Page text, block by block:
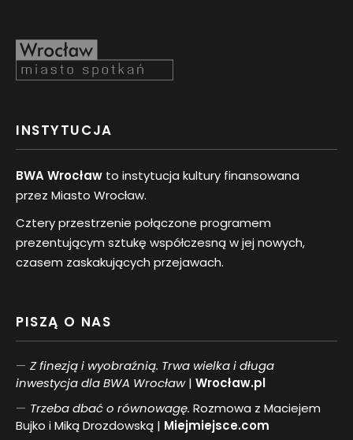
INSTYTUCJA
BWA Wrocław to instytucja kultury finansowana
przez Miasto Wrocław.
Cztery przestrzenie połączone programem
prezentującym sztukę współczesną w jej nowych,
czasem zaskakujących przejawach.
PISZĄ O NAS
Z finezją i wyobraźnią. Trwa wielka i długa
inwestycja dla BWA Wrocław| Wrocław.pl
Trzeba dbać o równowagę. Rozmowa z Maciejem
Bujko i Miką Drozdowską | Miejmiejsce.com